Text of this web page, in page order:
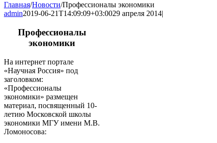
Главная/Новости/Профессионалы экономики
admin2019-06-21T14:09:09+03:0029 апреля 2014|
Профессионалы
экономики
На интернет портале
«Научная Россия» под
заголовком:
«Профессионалы
экономики» размещен
материал, посвященный 10-
летию Московской школы
экономики МГУ имени М.В.
Ломоносова: